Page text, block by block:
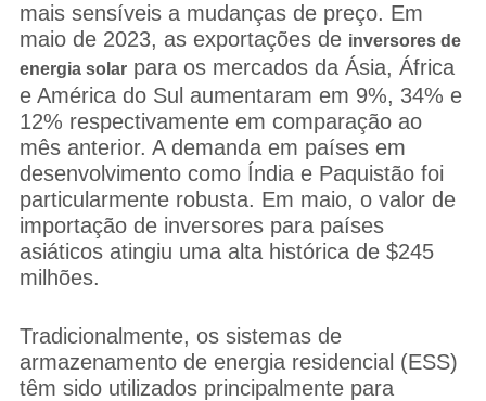
mais sensíveis a mudanças de preço. Em
maio de 2023, as exportações de inversores de
energia solarpara os mercados da Ásia, África
e América do Sul aumentaram em 9%, 34% e
12% respectivamente em comparação ao
mês anterior. A demanda em países em
desenvolvimento como Índia e Paquistão foi
particularmente robusta. Em maio, o valor de
importação de inversores para países
asiáticos atingiu uma alta histórica de $245
milhões.
Tradicionalmente, os sistemas de
armazenamento de energia residencial (ESS)
têm sido utilizados principalmente para